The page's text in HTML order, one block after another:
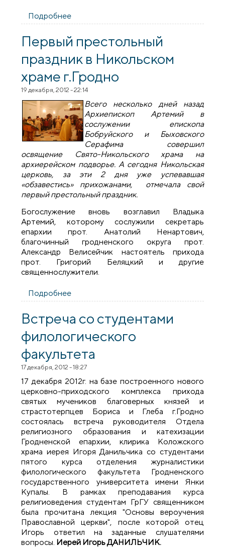
Подробнее
часть
Первый престольный
праздник в Никольском
храме г.Гродно
19 декабря, 2012 - 22:14
Всего несколько дней назад
Архиепископ Артемий в
сослужении епископа
Бобруйского и Быховского
Серафима совершил
освящение Свято-Никольского храма на
архиерейском подворье. А сегодня Никольская
церковь, за эти 2 дня уже успевавшая
«обзавестись» прихожанами, отмечала свой
первый престольный праздник.
Богослужение вновь возглавил Владыка
Артемий, которому сослужили секретарь
епархии прот. Анатолий Ненартович,
благочинный гродненского округа прот.
Александр Велисейчик настоятель прихода
прот. Григорий Беляцкий и другие
священнослужители.
Подробнее
Никольском храме г.Гродно
Встреча со студентами
филологического
факультета
17 декабря, 2012 - 18:27
17 декабря 2012г. на базе построенного нового
церковно-приходского комплекса прихода
святых мучеников благоверных князей и
страстотерпцев Бориса и Глеба г.Гродно
состоялась встреча руководителя Отдела
религиозного образования и катехизации
Гродненской епархии, клирика Коложского
храма иерея Игоря Данильчика со студентами
пятого курса отделения журналистики
филологического факультета Гродненского
государственного университета имени Янки
Купалы. В рамках преподавания курса
религиоведения студентам ГрГУ священником
была прочитана лекция "Основы вероучения
Православной церкви", после которой отец
Игорь ответил на заданные слушателями
вопросы. Иерей Игорь ДАНИЛЬЧИК.